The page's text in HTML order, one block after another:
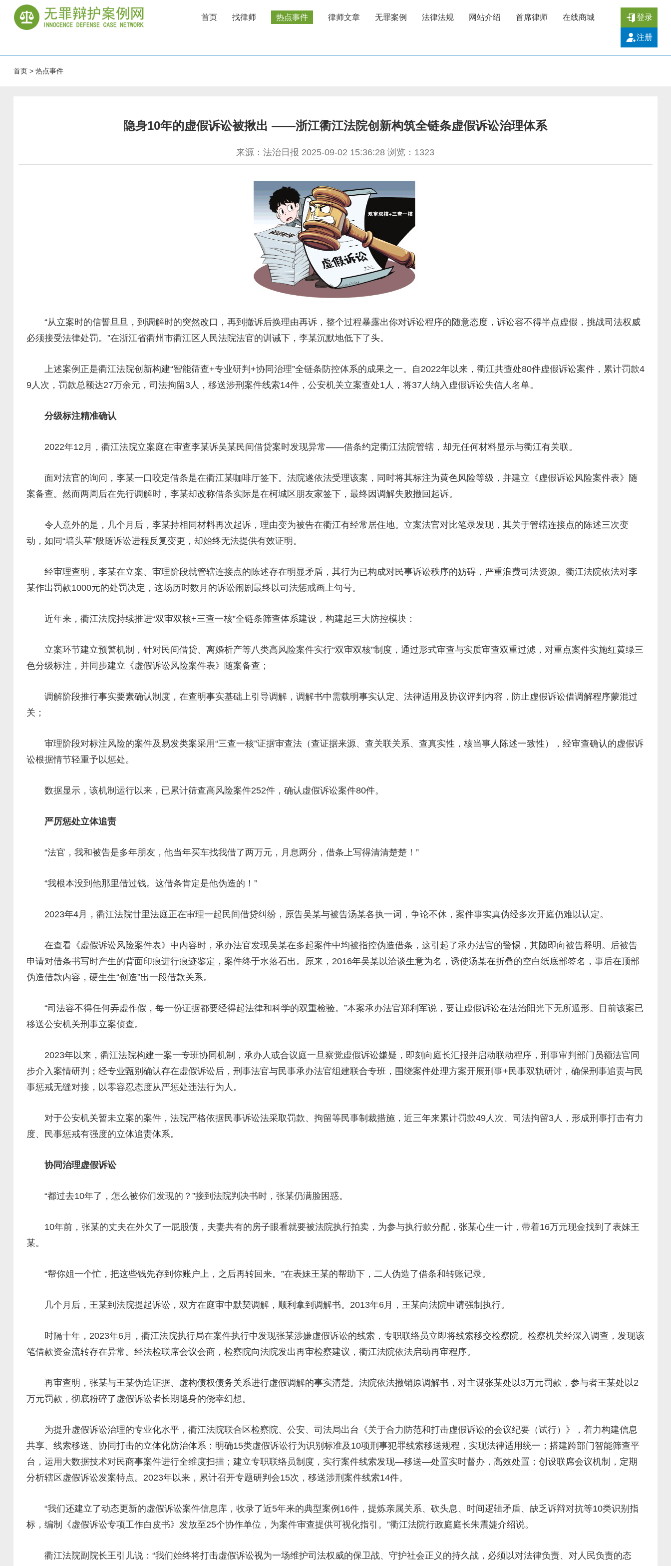
首页 找律师 热点事件 律师文章 无罪案例 法律法规 网站介绍 首席律师 在线商城 登录
注册
首页> 热点事件
隐身10年的虚假诉讼被揪出 ——浙江衢江法院创新构筑全链条虚假诉讼治理体系
来源：法治日报 2025-09-02 15:36:28 浏览： 1323
“从立案时的信誓旦旦，到调解时的突然改口，再到撤诉后换理由再诉，整个过程暴露出你对诉讼程序的随意态度，诉讼容不得半点虚假，挑战司法权威
必须接受法律处罚。”在浙江省衢州市衢江区人民法院法官的训诫下，李某沉默地低下了头。
上述案例正是衢江法院创新构建“智能筛查+专业研判+协同治理”全链条防控体系的成果之一。自2022年以来，衢江共查处80件虚假诉讼案件，累计罚款4
9人次，罚款总额达27万余元，司法拘留3人，移送涉刑案件线索14件，公安机关立案查处1人，将37人纳入虚假诉讼失信人名单。
分级标注精准确认
2022年12月，衢江法院立案庭在审查李某诉吴某民间借贷案时发现异常——借条约定衢江法院管辖，却无任何材料显示与衢江有关联。
面对法官的询问，李某一口咬定借条是在衢江某咖啡厅签下。法院遂依法受理该案，同时将其标注为黄色风险等级，并建立《虚假诉讼风险案件表》随
案备查。然而两周后在先行调解时，李某却改称借条实际是在柯城区朋友家签下，最终因调解失败撤回起诉。
令人意外的是，几个月后，李某持相同材料再次起诉，理由变为被告在衢江有经常居住地。立案法官对比笔录发现，其关于管辖连接点的陈述三次变
动，如同“墙头草”般随诉讼进程反复变更，却始终无法提供有效证明。
经审理查明，李某在立案、审理阶段就管辖连接点的陈述存在明显矛盾，其行为已构成对民事诉讼秩序的妨碍，严重浪费司法资源。衢江法院依法对李
某作出罚款1000元的处罚决定，这场历时数月的诉讼闹剧最终以司法惩戒画上句号。
近年来，衢江法院持续推进“双审双核+三查一核”全链条筛查体系建设，构建起三大防控模块：
立案环节建立预警机制，针对民间借贷、离婚析产等八类高风险案件实行“双审双核”制度，通过形式审查与实质审查双重过滤，对重点案件实施红黄绿三
色分级标注，并同步建立《虚假诉讼风险案件表》随案备查；
调解阶段推行事实要素确认制度，在查明事实基础上引导调解，调解书中需载明事实认定、法律适用及协议评判内容，防止虚假诉讼借调解程序蒙混过
关；
审理阶段对标注风险的案件及易发类案采用“三查一核”证据审查法（查证据来源、查关联关系、查真实性，核当事人陈述一致性），经审查确认的虚假诉
讼根据情节轻重予以惩处。
数据显示，该机制运行以来，已累计筛查高风险案件252件，确认虚假诉讼案件80件。
严厉惩处立体追责
“法官，我和被告是多年朋友，他当年买车找我借了两万元，月息两分，借条上写得清清楚楚！”
“我根本没到他那里借过钱。这借条肯定是他伪造的！”
2023年4月，衢江法院廿里法庭正在审理一起民间借贷纠纷，原告吴某与被告汤某各执一词，争论不休，案件事实真伪经多次开庭仍难以认定。
在查看《虚假诉讼风险案件表》中内容时，承办法官发现吴某在多起案件中均被指控伪造借条，这引起了承办法官的警惕，其随即向被告释明。后被告
申请对借条书写时产生的背面印痕进行痕迹鉴定，案件终于水落石出。原来，2016年吴某以洽谈生意为名，诱使汤某在折叠的空白纸底部签名，事后在顶部
伪造借款内容，硬生生“创造”出一段借款关系。
“司法容不得任何弄虚作假，每一份证据都要经得起法律和科学的双重检验。”本案承办法官郑利军说，要让虚假诉讼在法治阳光下无所遁形。目前该案已
移送公安机关刑事立案侦查。
2023年以来，衢江法院构建一案一专班协同机制，承办人或合议庭一旦察觉虚假诉讼嫌疑，即刻向庭长汇报并启动联动程序，刑事审判部门员额法官同
步介入案情研判；经专业甄别确认存在虚假诉讼后，刑事法官与民事承办法官组建联合专班，围绕案件处理方案开展刑事+民事双轨研讨，确保刑事追责与民
事惩戒无缝对接，以零容忍态度从严惩处违法行为人。
对于公安机关暂未立案的案件，法院严格依据民事诉讼法采取罚款、拘留等民事制裁措施，近三年来累计罚款49人次、司法拘留3人，形成刑事打击有力
度、民事惩戒有强度的立体追责体系。
协同治理虚假诉讼
“都过去10年了，怎么被你们发现的？”接到法院判决书时，张某仍满脸困惑。
10年前，张某的丈夫在外欠了一屁股债，夫妻共有的房子眼看就要被法院执行拍卖，为参与执行款分配，张某心生一计，带着16万元现金找到了表妹王
某。
“帮你姐一个忙，把这些钱先存到你账户上，之后再转回来。”在表妹王某的帮助下，二人伪造了借条和转账记录。
几个月后，王某到法院提起诉讼，双方在庭审中默契调解，顺利拿到调解书。2013年6月，王某向法院申请强制执行。
时隔十年，2023年6月，衢江法院执行局在案件执行中发现张某涉嫌虚假诉讼的线索，专职联络员立即将线索移交检察院。检察机关经深入调查，发现该
笔借款资金流转存在异常。经法检联席会议会商，检察院向法院发出再审检察建议，衢江法院依法启动再审程序。
再审查明，张某与王某伪造证据、虚构债权债务关系进行虚假调解的事实清楚。法院依法撤销原调解书，对主谋张某处以3万元罚款，参与者王某处以2
万元罚款，彻底粉碎了虚假诉讼者长期隐身的侥幸幻想。
为提升虚假诉讼治理的专业化水平，衢江法院联合区检察院、公安、司法局出台《关于合力防范和打击虚假诉讼的会议纪要（试行）》，着力构建信息
共享、线索移送、协同打击的立体化防治体系：明确15类虚假诉讼行为识别标准及10项刑事犯罪线索移送规程，实现法律适用统一；搭建跨部门智能筛查平
台，运用大数据技术对民商事案件进行全维度扫描；建立专职联络员制度，实行案件线索发现—移送—处置实时督办，高效处置；创设联席会议机制，定期
分析辖区虚假诉讼发案特点。2023年以来，累计召开专题研判会15次，移送涉刑案件线索14件。
“我们还建立了动态更新的虚假诉讼案件信息库，收录了近5年来的典型案例16件，提炼亲属关系、砍头息、时间逻辑矛盾、缺乏诉辩对抗等10类识别指
标，编制《虚假诉讼专项工作白皮书》发放至25个协作单位，为案件审查提供可视化指引。”衢江法院行政庭庭长朱震婕介绍说。
衢江法院副院长王引儿说：“我们始终将打击虚假诉讼视为一场维护司法权威的保卫战、守护社会正义的持久战，必须以对法律负责、对人民负责的态